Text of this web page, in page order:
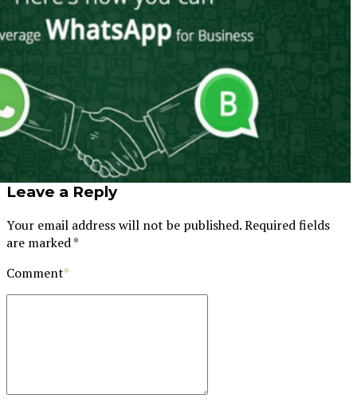
Leave a Reply
Your email address will not be published. Required fields
are marked *
Comment*